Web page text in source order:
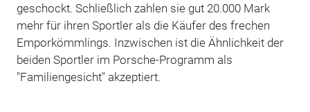
geschockt. Schließlich zahlen sie gut 20.000 Mark
mehr für ihren Sportler als die Käufer des frechen
Emporkömmlings. Inzwischen ist die Ähnlichkeit der
beiden Sportler im Porsche-Programm als
"Familiengesicht" akzeptiert.